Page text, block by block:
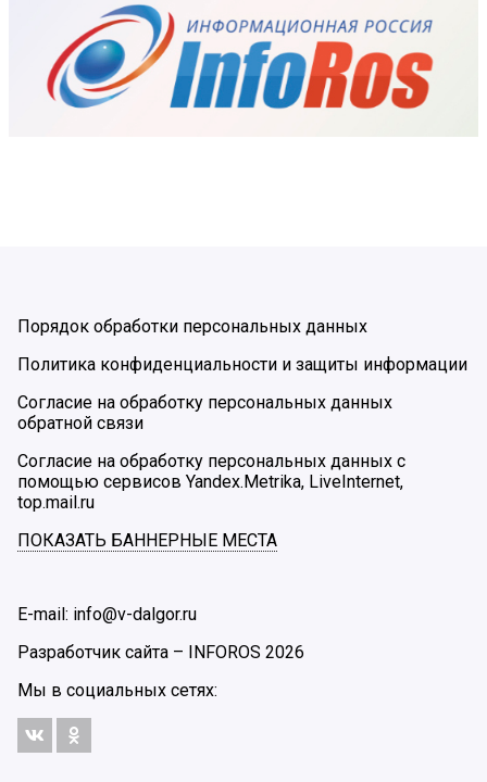
Порядок обработки персональных данных
Политика конфиденциальности и защиты информации
Согласие на обработку персональных данных
обратной связи
Согласие на обработку персональных данных с
помощью сервисов Yandex.Metrika, LiveInternet,
top.mail.ru
ПОКАЗАТЬ БАННЕРНЫЕ МЕСТА
E-mail: info@v-dalgor.ru
Разработчик сайта – INFOROS 2026
Мы в социальных сетях: